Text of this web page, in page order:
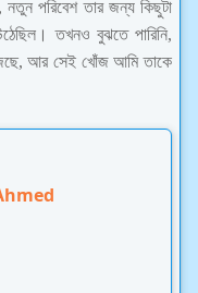
পরিবেশ তার জন্য কিছুটা
তখনও বুঝতে পারিনি,
আর সেই খোঁজ আমি তাকে